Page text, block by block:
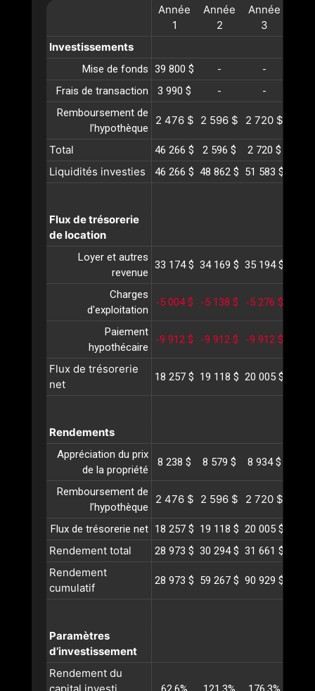
Année
1
Année
2
Année
3
Investissements
Mise de fonds 39 800 $ - -
Frais de transaction
3 990 $ - -
Remboursement de
l’hypothèque
2 476 $ 2 596 $ 2 720 $
Total 46 266 $ 2 596 $ 2 720 $
Liquidités investies 46 266 $ 48 862 $ 51 583 $
Flux de trésorerie
de location
Loyer et autres
revenue
33 174 $ 34 169 $ 35 194 $
Charges
d'exploitation
-5 004 $ -5 138 $ -5 276 $
Paiement
hypothécaire
-9 912 $ -9 912 $ -9 912 $
Flux de trésorerie
net
18 257 $ 19 118 $ 20 005 $
Rendements
Appréciation du prix
de la propriété
8 238 $ 8 579 $ 8 934 $
Remboursement de
l’hypothèque
2 476 $ 2 596 $ 2 720 $
Flux de trésorerie net 18 257 $ 19 118 $ 20 005 $
Rendement total 28 973 $ 30 294 $ 31 661 $
Rendement
cumulatif
28 973 $ 59 267 $ 90 929 $
Paramètres
d’investissement
Rendement du